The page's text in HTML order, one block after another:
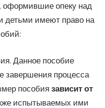
оформившие опеку над
детьми имеют право на
Данное пособие
завершения процесса
пособия зависит от
испытываемых ими